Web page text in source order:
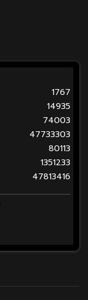
1767
14935
74003
47733303
80113
1351233
47813416